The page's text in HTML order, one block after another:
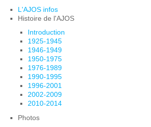
L'AJOS infos
Histoire de l'AJOS
Introduction
1925-1945
1946-1949
1950-1975
1976-1989
1990-1995
1996-2001
2002-2009
2010-2014
Photos